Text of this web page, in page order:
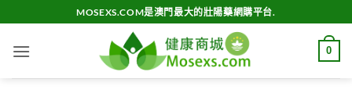
to
content
MOSEXS.COM是澳門最大的壯陽藥網購平台.
0